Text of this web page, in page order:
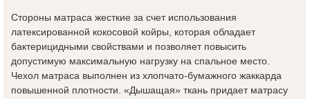
Стороны матраса жесткие за счет использования
латексированной кокосовой койры, которая обладает
бактерицидными свойствами и позволяет повысить
допустимую максимальную нагрузку на спальное место.
Чехол матраса выполнен из хлопчато-бумажного жаккарда
повышенной плотности. «Дышащая» ткань придает матрасу